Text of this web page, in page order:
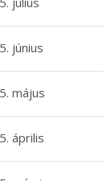
június
május
április